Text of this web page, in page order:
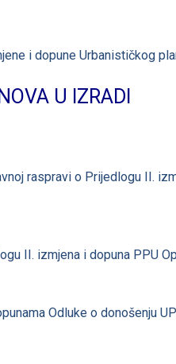
i dopune Urbanističkog
U IZRADI
raspravi o Prijedlogu II.
II. izmjena i dopuna PPU
Odluke o donošenju